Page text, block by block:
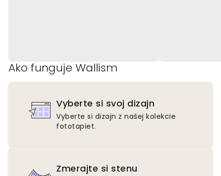
Ako funguje Wallism
Vyberte si svoj dizajn
Vyberte si dizajn z našej kolekcie
fototapiet.
Zmerajte si stenu